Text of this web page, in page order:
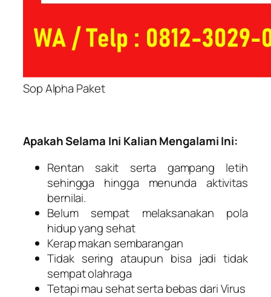
Sop Alpha Paket
Apakah Selama Ini Kalian Mengalami Ini:
Rentan sakit serta gampang letih
sehingga hingga menunda aktivitas
bernilai.
Belum sempat melaksanakan pola
hidup yang sehat
Kerap makan sembarangan
Tidak sering ataupun bisa jadi tidak
sempat olahraga
Tetapi mau sehat serta bebas dari Virus